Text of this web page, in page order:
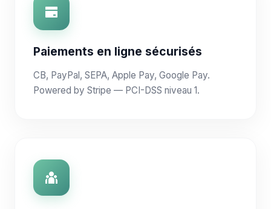
Paiements en ligne sécurisés
CB, PayPal, SEPA, Apple Pay, Google Pay.
Powered by Stripe — PCI-DSS niveau 1.